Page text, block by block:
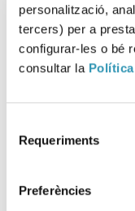
personalització,
tercers) per a
configurar-les o bé
consultar la
Requeriments
Preferències
01-12-2025
EPIDEMIOLOGIA